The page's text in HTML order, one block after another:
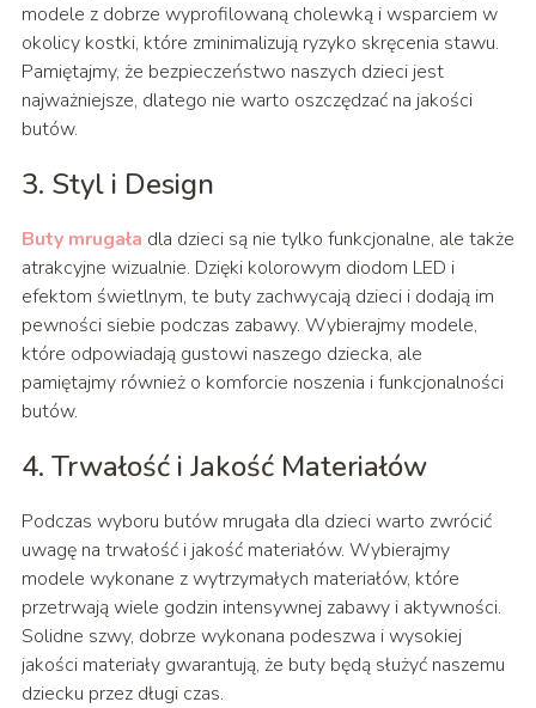
modele z dobrze wyprofilowaną cholewką i wsparciem w
okolicy kostki, które zminimalizują ryzyko skręcenia stawu.
Pamiętajmy, że bezpieczeństwo naszych dzieci jest
najważniejsze, dlatego nie warto oszczędzać na jakości
butów.
3. Styl i Design
Buty mrugała dla dzieci są nie tylko funkcjonalne, ale także
atrakcyjne wizualnie. Dzięki kolorowym diodom LED i
efektom świetlnym, te buty zachwycają dzieci i dodają im
pewności siebie podczas zabawy. Wybierajmy modele,
które odpowiadają gustowi naszego dziecka, ale
pamiętajmy również o komforcie noszenia i funkcjonalności
butów.
4. Trwałość i Jakość Materiałów
Podczas wyboru butów mrugała dla dzieci warto zwrócić
uwagę na trwałość i jakość materiałów. Wybierajmy
modele wykonane z wytrzymałych materiałów, które
przetrwają wiele godzin intensywnej zabawy i aktywności.
Solidne szwy, dobrze wykonana podeszwa i wysokiej
jakości materiały gwarantują, że buty będą służyć naszemu
dziecku przez długi czas.